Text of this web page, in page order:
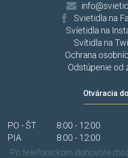
Svietidla na
Svíetidla na
Svítidla na
Ochrana
Odstúpenie od
Otváracia
PO - ŠT 8:00 - 12:00
PIA
8:00 - 12:00
Po telefonickom dohovore